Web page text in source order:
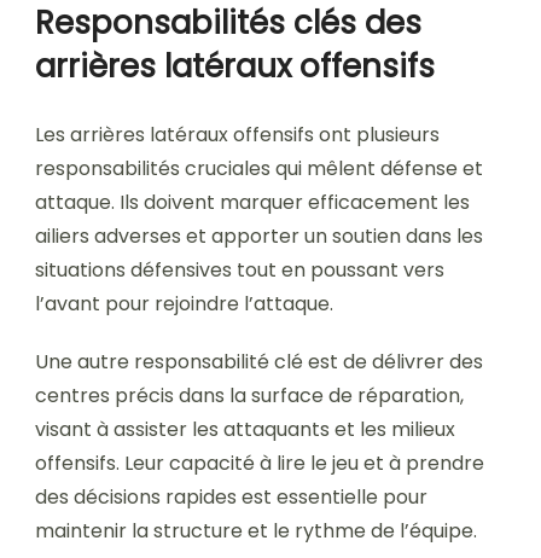
Responsabilités clés des
arrières latéraux offensifs
Les arrières latéraux offensifs ont plusieurs
responsabilités cruciales qui mêlent défense et
attaque. Ils doivent marquer efficacement les
ailiers adverses et apporter un soutien dans les
situations défensives tout en poussant vers
l’avant pour rejoindre l’attaque.
Une autre responsabilité clé est de délivrer des
centres précis dans la surface de réparation,
visant à assister les attaquants et les milieux
offensifs. Leur capacité à lire le jeu et à prendre
des décisions rapides est essentielle pour
maintenir la structure et le rythme de l’équipe.